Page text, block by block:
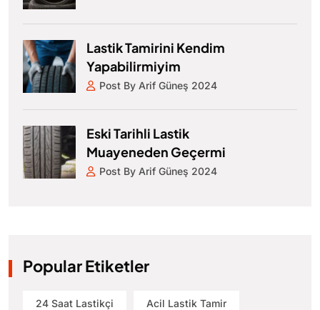
Lastik Tamirini Kendim
Yapabilirmiyim
Post By Arif Güneş 2024
Eski Tarihli Lastik
Muayeneden Geçermi
Post By Arif Güneş 2024
Popular Etiketler
24 Saat Lastikçi Acil Lastik Tamir